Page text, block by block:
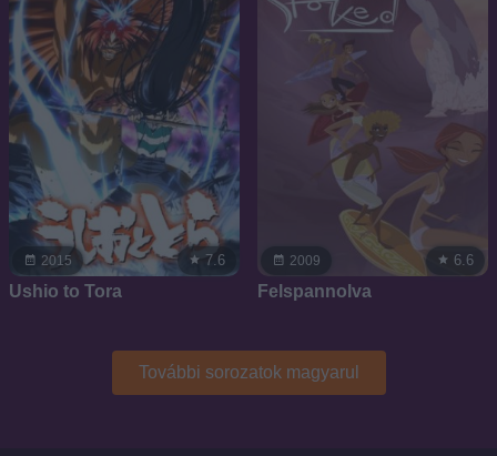
2015 7.6
Ushio to Tora
2009 6.6
Felspannolva
További sorozatok magyarul